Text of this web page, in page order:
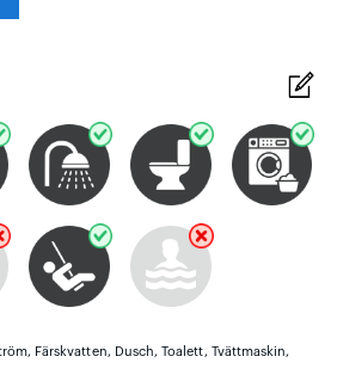
Färskvatten, Dusch, Toalett, Tvättmaskin,